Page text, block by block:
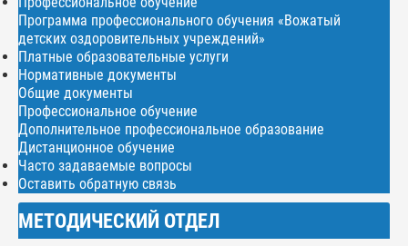
Программа профессионального обучения «Вожатый
детских оздоровительных учреждений»
Платные образовательные услуги
Нормативные документы
Общие документы
Профессиональное обучение
Дополнительное профессиональное образование
Дистанционное обучение
Часто задаваемые вопросы
Оставить обратную связь
МЕТОДИЧЕСКИЙ ОТДЕЛ